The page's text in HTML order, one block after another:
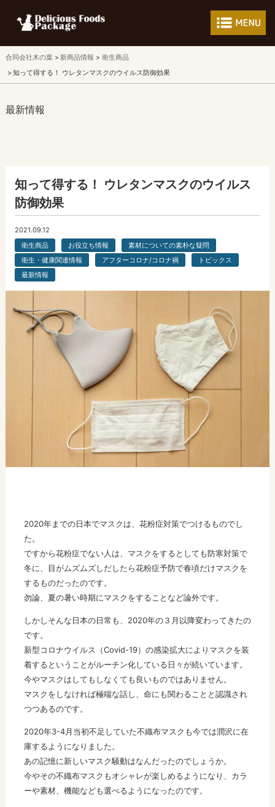
フードパッケー
合同会社木の葉 新商品情報
衛生商品
知って得する！ ウレタンマスクのウイルス防御効果
最新情報
知って得する！ ウレタンマスクのウイルス
防御効果
2021.09.12
衛生商品
お役立ち情報
素材についての素朴な疑問
衛生・健康関連情報
アフターコロナ/コロナ禍
トピックス
最新情報
2020年までの日本でマスクは、花粉症対策でつけるものでし
た。
ですから花粉症でない人は、マスクをするとしても防寒対策で
冬に、目がムズムズしだしたら花粉症予防で春頃だけマスクを
するものだったのです。
勿論、夏の暑い時期にマスクをすることなど論外です。
しかしそんな日本の日常も、2020年の３月以降変わってきたの
です。
新型コロナウイルス（Covid-19）の感染拡大によりマスクを装
着するということがルーチン化している日々が続いています。
今やマスクはしてもしなくても良いものではありません。
マスクをしなければ極端な話し、命にも関わることと認識され
つつあるのです。
2020年3-4月当初不足していた不織布マスクも今では潤沢に在
庫するようになりました。
あの記憶に新しいマスク騒動はなんだったのでしょうか。
今やその不織布マスクもオシャレが楽しめるようになり、カラ
ーや素材、機能なども選べるようになったのです。